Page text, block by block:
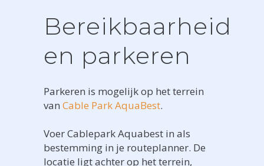
Bereikbaarheid
en parkeren
Parkeren is mogelijk op het terrein
van Cable Park AquaBest.
Voer Cablepark Aquabest in als
bestemming in je routeplanner. De
locatie ligt achter op het terrein,